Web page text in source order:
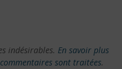
indésirables. En savoir plus
sont traitées.